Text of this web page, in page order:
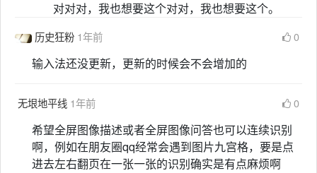
对对对，我也想要这个对对，我也想要这个。
历史狂粉 1年前 0
输入法还没更新，更新的时候会不会增加的
无垠地平线 1年前 0
希望全屏图像描述或者全屏图像问答也可以连续识别
啊，例如在朋友圈qq经常会遇到图片九宫格，要是点
进去左右翻页在一张一张的识别确实是有点麻烦啊